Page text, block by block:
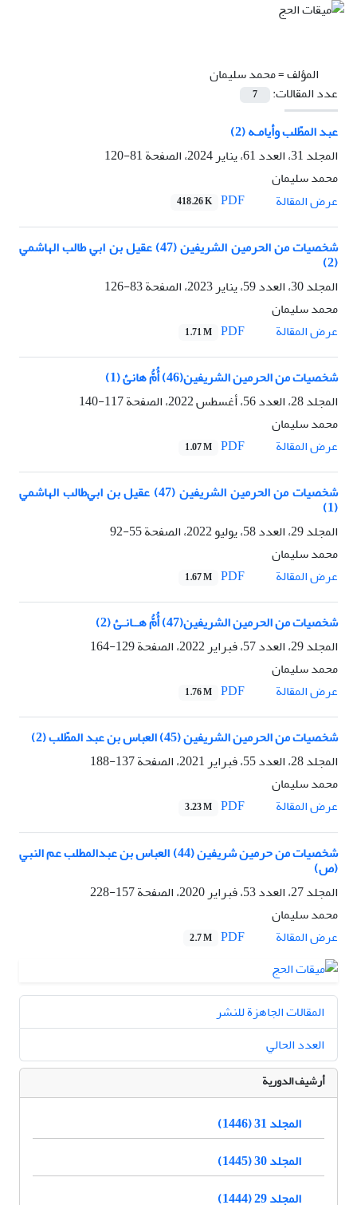
المؤلف =محمد سلیمان
عدد المقالات:
7
عبد المطّلب وأيامـه (2)
المجلد 31، العدد 61، يناير 2024، الصفحة
81-120
محمد سلیمان
عرض المقالة
418.26 K
شخصیات من الحرمین الشریفین (47) عقیل بن ابي طالب الهاشمي
(2)
المجلد 30، العدد 59، يناير 2023، الصفحة
83-126
محمد سلیمان
عرض المقالة
1.71 M
شخصيات من الحرمين الشريفين(46) أُمُّ هانئ (1)
المجلد 28، العدد 56، أغسطس 2022، الصفحة
117-140
محمد سلیمان
عرض المقالة
1.07 M
شخصیات من الحرمین الشریفین (47) عقیل بن ابي‌طالب الهاشمي
(1)
المجلد 29، العدد 58، يوليو 2022، الصفحة
55-92
محمد سلیمان
عرض المقالة
1.67 M
شخصيات من الحرمين الشريفين(47) أُمُّ هــانـئ (2)
المجلد 29، العدد 57، فبراير 2022، الصفحة
129-164
محمد سلیمان
عرض المقالة
1.76 M
شخصيات من الحرمين الشريفين (45) العباس بن عبد المطّلب (2)
المجلد 28، العدد 55، فبراير 2021، الصفحة
137-188
محمد سلیمان
عرض المقالة
3.23 M
شخصیات من حرمین شریفین (44) العباس بن عبدالمطلب عم النبي
(ص)
المجلد 27، العدد 53، فبراير 2020، الصفحة
157-228
محمد سلیمان
عرض المقالة
2.7 M
المقالات الجاهزة للنشر
العدد الحالي
أرشيف الدورية
المجلد 31 (1446)
المجلد 30 (1445)
المجلد 29 (1444)